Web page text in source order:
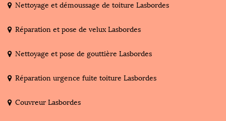
Nettoyage et démoussage de toiture Lasbordes
Réparation et pose de velux Lasbordes
Nettoyage et pose de gouttière Lasbordes
Réparation urgence fuite toiture Lasbordes
Couvreur Lasbordes